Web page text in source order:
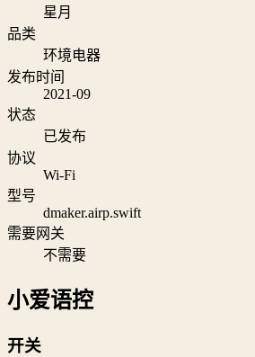
星月
品类
环境电器
发布时间
2021-09
状态
已发布
协议
Wi‑Fi
型号
dmaker.airp.swift
需要网关
不需要
小爱语控
开关